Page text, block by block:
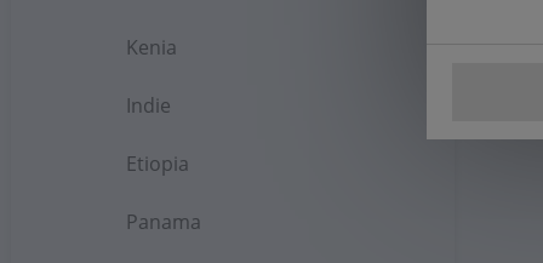
Kenia
Indie
Etiopia
Panama